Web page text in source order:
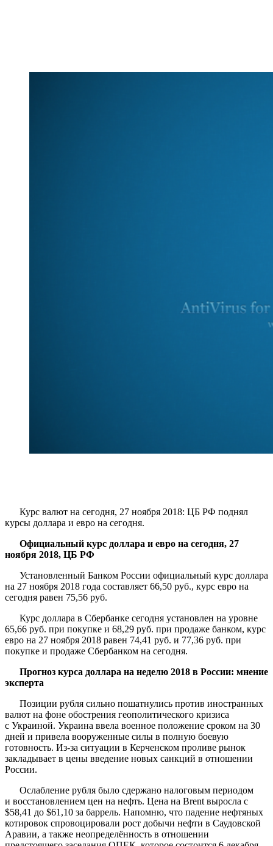
Курс валют на сегодня, 27 ноября 2018: ЦБ РФ поднял
курсы доллара и евро на сегодня.
Официальный курс доллара и евро на сегодня, 27
ноября 2018, ЦБ РФ
Установленный Банком России официальный курс доллара
на 27 ноября 2018 года составляет 66,50 руб., курс евро на
сегодня равен 75,56 руб.
Курс доллара в Сбербанке сегодня установлен на уровне
65,66 руб. при покупке и 68,29 руб. при продаже банком, курс
евро на 27 ноября 2018 равен 74,41 руб. и 77,36 руб. при
покупке и продаже Сбербанком на сегодня.
Прогноз курса доллара на неделю 2018 в России: мнение
эксперта
Позиции рубля сильно пошатнулись против иностранных
валют на фоне обострения геополитического кризиса
с Украиной. Украина ввела военное положение сроком на 30
дней и привела вооруженные силы в полную боевую
готовность. Из-за ситуации в Керченском проливе рынок
закладывает в цены введение новых санкций в отношении
России.
Ослабление рубля было сдержано налоговым периодом
и восстановлением цен на нефть. Цена на Brent выросла с
$58,41 до $61,10 за баррель. Напомню, что падение нефтяных
котировок спровоцировали рост добычи нефти в Саудовской
Аравии, а также неопределённость в отношении